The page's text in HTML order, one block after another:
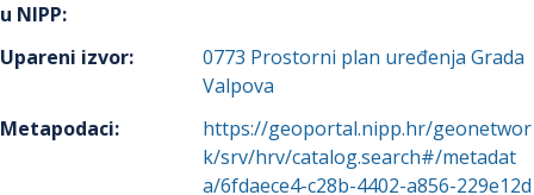
u NIPP:
Upareni izvor: 0773 Prostorni plan uređenja Grada
Valpova
Metapodaci:
https://geoportal.nipp.hr/geonetwor
k/srv/hrv/catalog.search#/metadat
a/6fdaece4-c28b-4402-a856-229e12d